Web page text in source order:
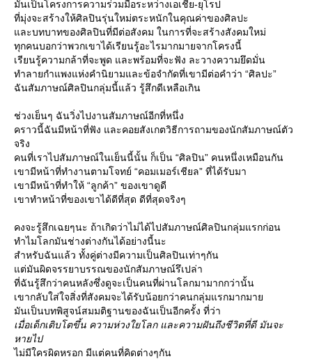
มันเป็นโครงการความร่วมมือระหว่างเอเชีย-ยุโรป
ที่มุ่งจะสร้างให้ศิลปินรุ่นใหม่ตระหนักในคุณค่าของศิลปะ
ละบทบาทของศิลปินที่มีต่อสังคม ในการที่จะสร้างสังคมใหม่
ทุกคนบอกว่าพวกเขาได้เรียนรู้อะไรมากมายจากโครงนี้
เรียนรู้ความกล้าที่จะพูด และพร้อมที่จะฟัง ละวางความยึดมั่น
ทำลายกำแพงแห่งคำนิยามและข้อจำกัดที่เขามีต่อคำว่า “ศิลปะ”
ฉันสัมภาษณ์ศิลปินกลุ่มนี้แล้ว รู้สึกดีเหลือเกิน
ช่วงเย็นๆ ฉันวิ่งไปงานสัมภาษณ์อีกที่หนึ่ง
คราวนี้ฉันมีหน้าที่ฟัง และคอยสังเกตวิธีการถามของนักสัมภาษณ์ตัว
จริง
คนที่เราไปสัมภาษณ์ในเย็นนี้นั้น ก็เป็น “ศิลปิน” คนหนึ่งเหมือนกัน
เขามีหน้าที่ทำงานตามโจทย์ “คอมเมอร์เชียล” ที่ได้รับมา
เขามีหน้าที่ทำให้ “ลูกค้า” ของเขาดูดี
เขาทำหน้าที่ของเขาได้ดีที่สุด ดีที่สุดจริงๆ
คงจะรู้สึกเฉยๆนะ ถ้าเกิดว่าไม่ได้ไปสัมภาษณ์ศิลปินกลุ่มแรกก่อน
ทำไมโลกมันช่างต่างกันได้อย่างนี้นะ
สำหรับฉันแล้ว ทั้งคู่ต่างมีความเป็นศิลปินเท่าๆกัน
ต่มันผิดจรรยาบรรณของนักสัมภาษณ์รึเปล่า
ที่ฉันรู้สึกว่าคนหลังซึ่งดูจะเป็นคนที่ผ่านโลกมามากกว่านั้น
เขากลับใส่ใจสิ่งที่สังคมจะได้รับน้อยกว่าคนกลุ่มแรกมากมา
มันเป็นบทพิสูจน์สมมติฐานของฉันเป็นอีกครั้ง ที่ว่า
เมื่อเด็กเติบโตขึ้น ความห่วงใยโลก และความฝันถึงชีวิตที่ดี มันจะ
หายไป
ไม่มีใครผิดหรอก มีแต่คนที่คิดต่างๆกัน